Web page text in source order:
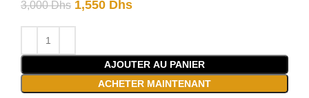
3,000Dhs 1,550 Dhs
AJOUTER AU PANIER
ACHETER MAINTENANT